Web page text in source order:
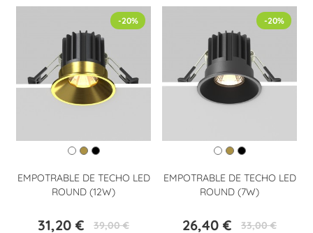
EMPOTRABLE DE TECHO LED
ROUND (12W)
31,20 € 39,00 €
-20%
EMPOTRABLE DE TECHO LED
ROUND (7W)
26,40 € 33,00 €
-20%